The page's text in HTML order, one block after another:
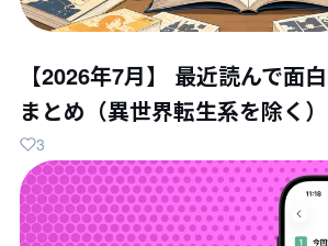
【2026年7月】 最近読んで面
まとめ（異世界転生系を除く）
3